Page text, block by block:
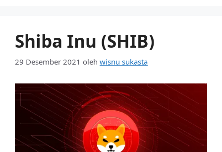
Shiba Inu (SHIB)
29 Desember 2021 oleh wisnu sukasta